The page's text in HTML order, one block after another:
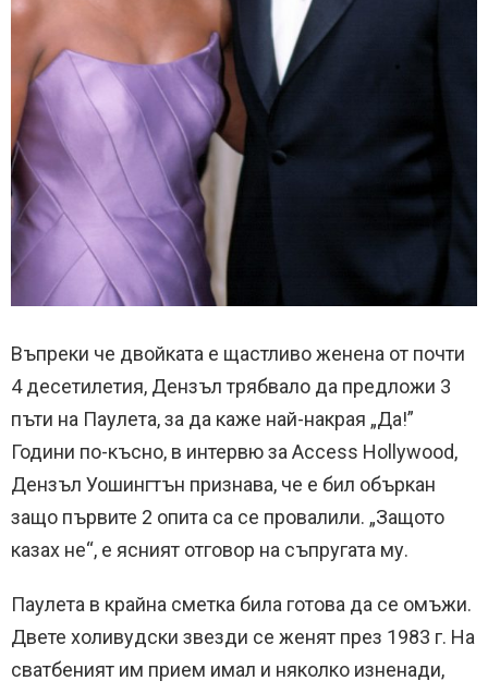
Въпреки че двойката е щастливо женена от почти
4 десетилетия, Дензъл трябвало да предложи 3
пъти на Паулета, за да каже най-накрая „Да!”
Години по-късно, в интервю за Access Hollywood,
Дензъл Уошингтън признава, че е бил объркан
защо първите 2 опита са се провалили. „Защото
казах не“, е ясният отговор на съпругата му.
Паулета в крайна сметка била готова да се омъжи.
Двете холивудски звезди се женят през 1983 г. На
сватбеният им прием имал и няколко изненади,